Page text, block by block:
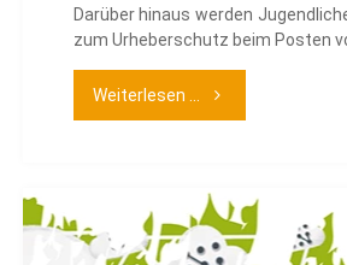
Darüber hinaus werden
zum Urheberschutz beim Posten
Weiterlesen ... "Alles